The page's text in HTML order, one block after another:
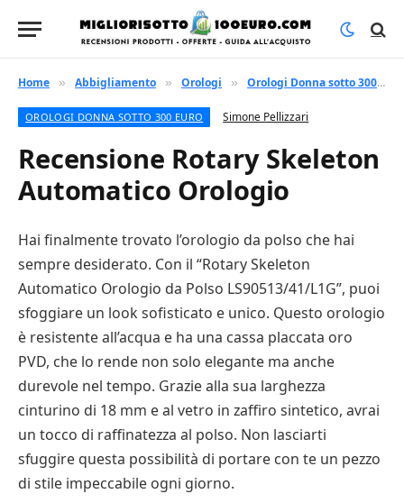
Home » Abbigliamento » Orologi » Orologi Donna sotto 300 euro
OROLOGI DONNA SOTTO 300 EURO Simone Pellizzari
Recensione Rotary Skeleton
Automatico Orologio
Hai finalmente trovato l’orologio da polso che hai
sempre desiderato. Con il “Rotary Skeleton
Automatico Orologio da Polso LS90513/41/L1G”, puoi
sfoggiare un look sofisticato e unico. Questo orologio
è resistente all’acqua e ha una cassa placcata oro
PVD, che lo rende non solo elegante ma anche
durevole nel tempo. Grazie alla sua larghezza
cinturino di 18 mm e al vetro in zaffiro sintetico, avrai
un tocco di raffinatezza al polso. Non lasciarti
sfuggire questa possibilità di portare con te un pezzo
di stile impeccabile ogni giorno.